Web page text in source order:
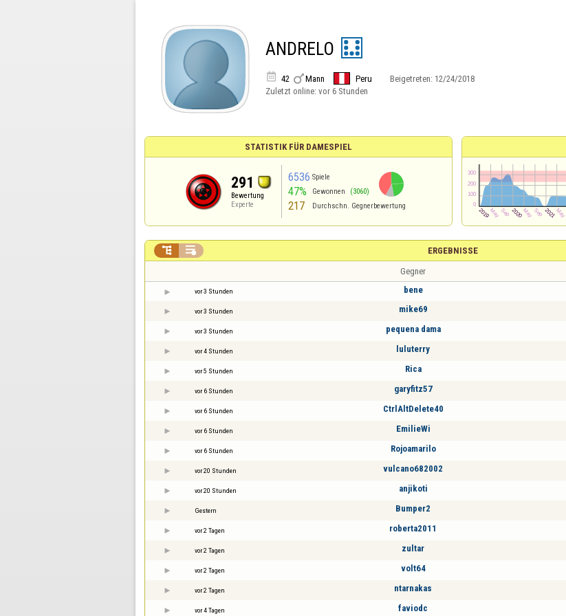
ANDRELO
 42 Mann Peru Beigetreten: 12/24/2018
Zuletzt online: vor 6 Stunden
STATISTIK FÜR DAMESPIEL
291
Bewertung
Experte
6536 Spiele
47% Gewonnen (3060)
217 Durchschn. Gegnerbewertung
ERGEBNISSE
 
Gegner
vor 3 Stunden bene
vor 3 Stunden mike69
vor 3 Stunden pequena dama
vor 4 Stunden luluterry
vor 5 Stunden Rica
vor 6 Stunden garyfitz57
vor 6 Stunden CtrlAltDelete40
vor 6 Stunden EmilieWi
vor 6 Stunden Rojoamarilo
vor 20 Stunden vulcano682002
vor 20 Stunden anjikoti
Gestern Bumper2
vor 2 Tagen roberta2011
vor 2 Tagen zultar
vor 2 Tagen volt64
vor 2 Tagen ntarnakas
vor 4 Tagen faviodc